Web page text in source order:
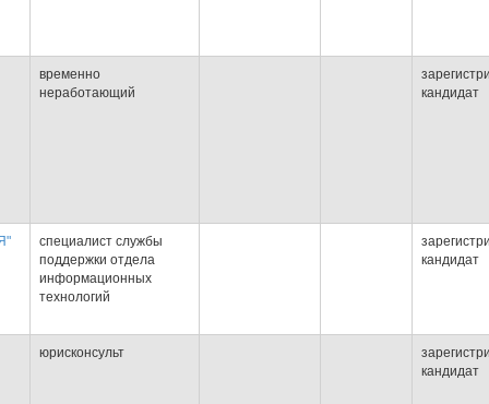
временно
неработающий
кандидат
специалист службы
поддержки отдела
информационных
технологий
кандидат
юрисконсульт
кандидат